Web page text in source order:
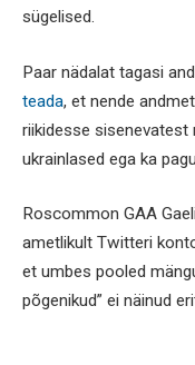
sügelised.
Paar nädalat tagasi
teada, et nende
riikidesse sisenevatest
ukrainlased ega ka
Roscommon GAA
ametlikult Twitteri
et umbes pooled
põgenikud” ei näinud